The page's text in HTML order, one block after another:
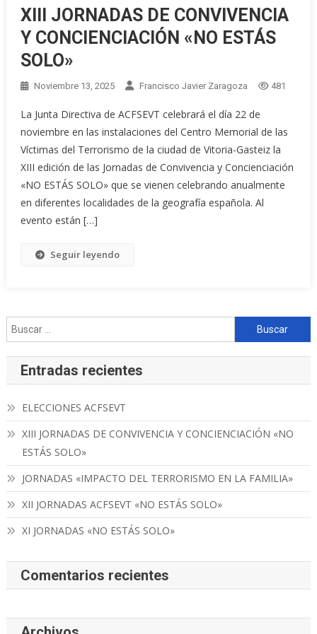
XIII JORNADAS DE CONVIVENCIA
Y CONCIENCIACIÓN «NO ESTÁS
SOLO»
Noviembre 13, 2025 Francisco Javier Zaragoza 481
La Junta Directiva de ACFSEVT celebrará el día 22 de
noviembre en las instalaciones del Centro Memorial de las
Víctimas del Terrorismo de la ciudad de Vitoria-Gasteiz la
XIII edición de las Jornadas de Convivencia y Concienciación
«NO ESTÁS SOLO» que se vienen celebrando anualmente
en diferentes localidades de la geografía española. Al
evento están […]
Seguir leyendo
Buscar:
Entradas recientes
ELECCIONES ACFSEVT
XIII JORNADAS DE CONVIVENCIA Y CONCIENCIACIÓN «NO
ESTÁS SOLO»
JORNADAS «IMPACTO DEL TERRORISMO EN LA FAMILIA»
XII JORNADAS ACFSEVT «NO ESTÁS SOLO»
XI JORNADAS «NO ESTÁS SOLO»
Comentarios recientes